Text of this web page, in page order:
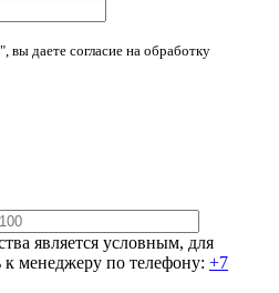
даете согласие на обработку
является условным, для
к менеджеру по телефону: +7